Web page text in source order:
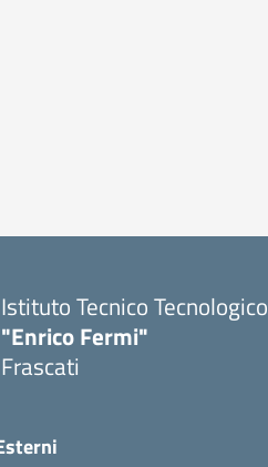
Istituto Tecnico Tecnologico
"Enrico Fermi"
Frascati